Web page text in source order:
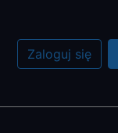
Zaloguj się